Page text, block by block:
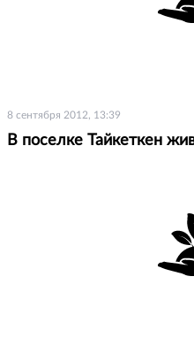
8 сентября 2012, 13:39
В поселке Тайкеткен